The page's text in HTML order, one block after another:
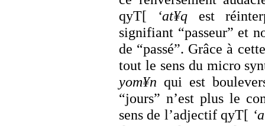
qyT[ ‘at¥q est
signifiant “passeur” et
de “passé”. Grâce à
tout le sens du micro
yom¥n qui est
“jours” n’est plus le
sens de l’adjectif qyT[